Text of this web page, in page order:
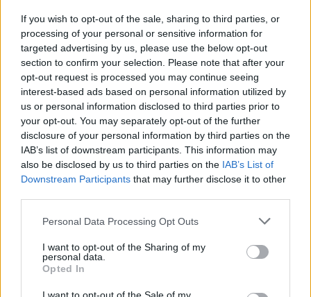
If you wish to opt-out of the sale, sharing to third parties, or
processing of your personal or sensitive information for
targeted advertising by us, please use the below opt-out
section to confirm your selection. Please note that after your
opt-out request is processed you may continue seeing
interest-based ads based on personal information utilized by
us or personal information disclosed to third parties prior to
your opt-out. You may separately opt-out of the further
disclosure of your personal information by third parties on the
IAB’s list of downstream participants. This information may
also be disclosed by us to third parties on the IAB’s List of
Downstream Participants that may further disclose it to other
Please note that this website/app uses one or more Google
not limited to your visit or usage behaviour. You may click to
grant or deny consent to Google and its third-party tags to
use your data for below specified purposes in below Google
consent section.
Personal Data Processing Opt Outs
I want to opt-out of the Sharing of my
personal data.
Opted In
Lo stipendio di Marko Arnautovic
all’Inter
Le cifre dello stipendio di Marko Arnautovic all'Inter
Giovanni Scialpi · 24 Mar 2024